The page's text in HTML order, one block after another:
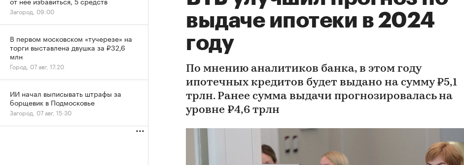
выдаче ипотеки в 2024
году
По мнению аналитиков банка, в этом году
ипотечных кредитов будет выдано на сумму ₽5,1
трлн. Ранее сумма выдачи прогнозировалась на
уровне ₽4,6 трлн
Загород, 09:00
В первом московском «тучерезе» на
торги выставлена двушка за ₽32,6
млн
Город, 07 авг, 17:20
ИИ начал выписывать штрафы за
борщевик в Подмосковье
Загород, 07 авг, 15:30